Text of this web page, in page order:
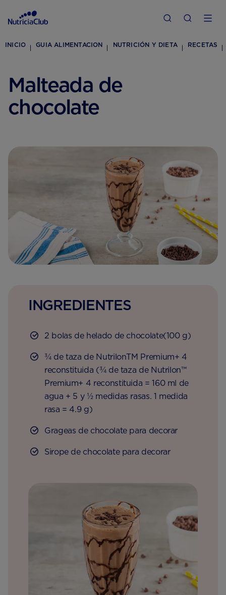
INICIO GUIA ALIMENTACION NUTRICIÓN Y DIETA RECETAS
Malteada de
chocolate
INGREDIENTES
2 bolas de helado de chocolate(100 g)
¾ de taza de NutrilonTM Premium+ 4
reconstituida (¾ de taza de Nutrilon™
Premium+ 4 reconstituida = 160 ml de
agua + 5 y ½ medidas rasas. 1 medida
rasa = 4.9 g)
Grageas de chocolate para decorar
Sirope de chocolate para decorar